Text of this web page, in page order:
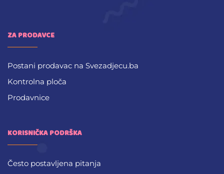
ZA PRODAVCE
Postani prodavac na Svezadjecu.ba
Kontrolna ploča
Prodavnice
KORISNIČKA PODRŠKA
Često postavljena pitanja